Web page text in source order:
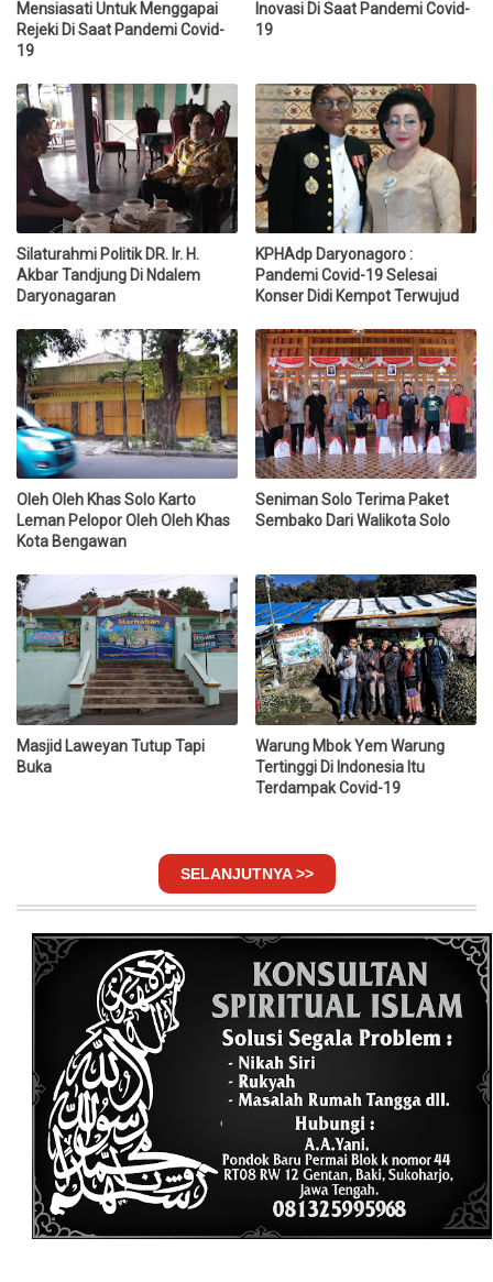
Mensiasati Untuk Menggapai
Rejeki Di Saat Pandemi Covid-
19
Inovasi Di Saat Pandemi Covid-
19
Silaturahmi Politik DR. Ir. H.
Akbar Tandjung Di Ndalem
Daryonagaran
KPHAdp Daryonagoro :
Pandemi Covid-19 Selesai
Konser Didi Kempot Terwujud
Oleh Oleh Khas Solo Karto
Leman Pelopor Oleh Oleh Khas
Kota Bengawan
Seniman Solo Terima Paket
Sembako Dari Walikota Solo
Masjid Laweyan Tutup Tapi
Buka
Warung Mbok Yem Warung
Tertinggi Di Indonesia Itu
Terdampak Covid-19
SELANJUTNYA >>